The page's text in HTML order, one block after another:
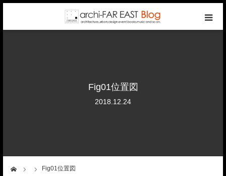
Fig01位置図
2018.12.24
Fig01位置図
company